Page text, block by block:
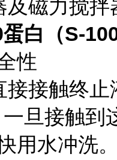
磁力搅拌
白（S-
性
接接触终止
旦接触到
用水冲洗。